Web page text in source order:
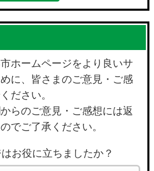
ホームページをより良いサ
に、皆さまのご意見・ご感
ださい。
らのご意見・ご感想には返
でご了承ください。
お役に立ちましたか？